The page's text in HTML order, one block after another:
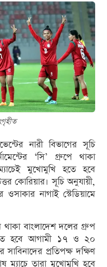
নারী বিভাগের সূচি
‘সি’ গ্রুপে থাকা
মুখোমুখি হতে হবে
কোরিয়ার। সূচি অনুযায়ী,
নাগাই স্টেডিয়ামে
থাকা বাংলাদেশ দলের গ্রুপ
হবে আগামী ১৭ ও ২০
সাবিনাদের প্রতিপক্ষ দক্ষিণ
ম্যাচে তারা মুখোমুখি হবে